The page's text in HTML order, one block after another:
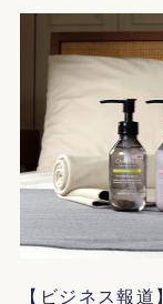
【ビジネス報